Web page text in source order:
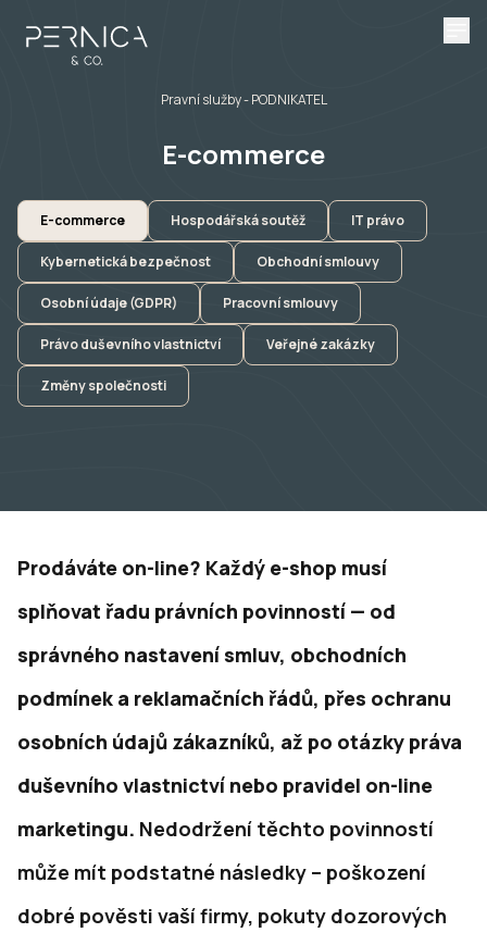
Pravní služby- PODNIKATEL
E-commerce
E-commerce Hospodářská soutěž IT právo
Kybernetická bezpečnost Obchodní smlouvy
Osobní údaje (GDPR) Pracovní smlouvy
Právo duševního vlastnictví Veřejné zakázky
Změny společnosti
Prodáváte on-line? Každý e-shop musí
splňovat řadu právních povinností — od
správného nastavení smluv, obchodních
podmínek a reklamačních řádů, přes ochranu
osobních údajů zákazníků, až po otázky práva
duševního vlastnictví nebo pravidel on-line
marketingu. Nedodržení těchto povinností
může mít podstatné následky – poškození
dobré pověsti vaší firmy, pokuty dozorových